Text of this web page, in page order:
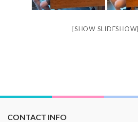
[SHOW SLIDESHOW]
CONTACT INFO